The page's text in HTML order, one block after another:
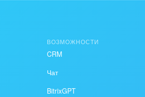
Внедрение онлайн-офиса
/ Интранета
ВОЗМОЖНОСТИ
CRM
Чат
BitrixGPT